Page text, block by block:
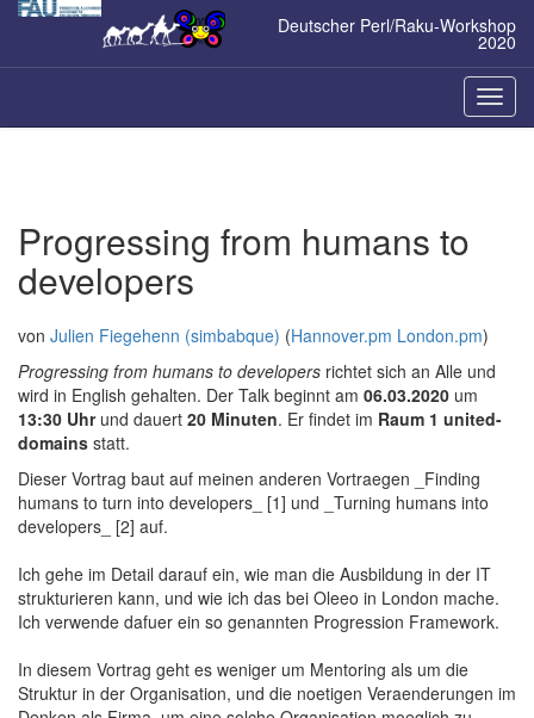
Zum
Deutscher Perl/Raku-Workshop
2020
ein-/
Progressing from humans to
developers
von Julien Fiegehenn (‎simbabque‎) (Hannover.pm London.pm)
Progressing from humans to developers richtet sich an Alle und
wird in English gehalten. Der Talk beginnt am 06.03.2020 um
13:30 Uhrund dauert 20 Minuten. Er findet im Raum 1 united-
domains statt.
Dieser Vortrag baut auf meinen anderen Vortraegen _Finding
humans to turn into developers_ [1] und _Turning humans into
developers_ [2] auf.
Ich gehe im Detail darauf ein, wie man die Ausbildung in der IT
strukturieren kann, und wie ich das bei Oleeo in London mache.
Ich verwende dafuer ein so genannten Progression Framework.
In diesem Vortrag geht es weniger um Mentoring als um die
Struktur in der Organisation, und die noetigen Veraenderungen im